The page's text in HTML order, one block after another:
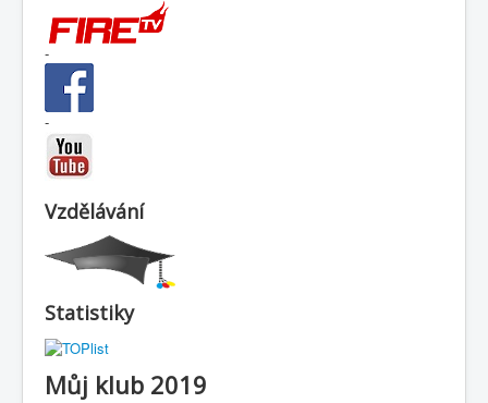
-
-
Vzdělávání
Statistiky
Můj klub 2019